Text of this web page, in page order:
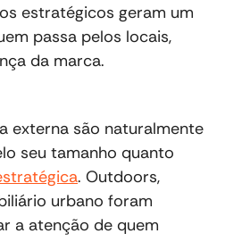
estratégicos geram um
passa pelos locais,
da marca.
externa são naturalmente
seu tamanho quanto
. Outdoors,
urbano foram
a atenção de quem